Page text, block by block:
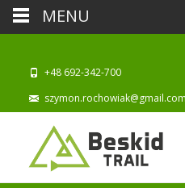
+48 692-342-700
szymon.rochowiak@gmail.com
MENU